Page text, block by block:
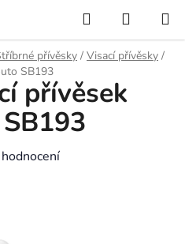
Hledat
KOŠÍK
přívěsky / Visací přívěsky /
SB193
přívěsek